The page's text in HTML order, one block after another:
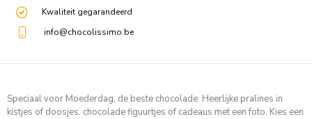
Kwaliteit gegarandeerd
info@chocolissimo.be
Speciaal voor Moederdag, de beste chocolade. Heerlijke pralines in
kistjes of doosjes, chocolade figuurtjes of cadeaus met een foto. Kies een